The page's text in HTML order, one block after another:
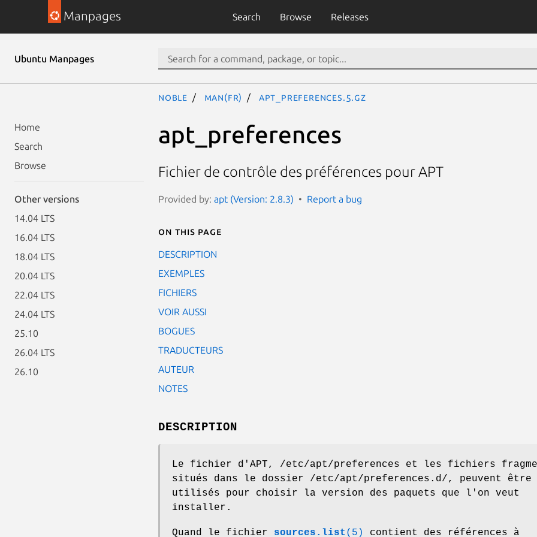
Manpages Search Browse Releases
Ubuntu Manpages
Home
Search
Browse
Other versions
14.04 LTS
16.04 LTS
18.04 LTS
20.04 LTS
22.04 LTS
24.04 LTS
25.10
26.04 LTS
26.10
noble man(fr) apt_preferences.5.gz
apt_preferences
Fichier de contrôle des préférences pour APT
Provided by: apt (Version: 2.8.3) Report a bug
On this page
DESCRIPTION
EXEMPLES
FICHIERS
VOIR AUSSI
BOGUES
TRADUCTEURS
AUTEUR
NOTES
DESCRIPTION
Le fichier d'APT, /etc/apt/preferences et les fichiers
situés dans le dossier /etc/apt/preferences.d/, peuvent être
utilisés pour choisir la version des paquets que l'on veut
installer.
Quand le fichier sources.list (5) contient des références à